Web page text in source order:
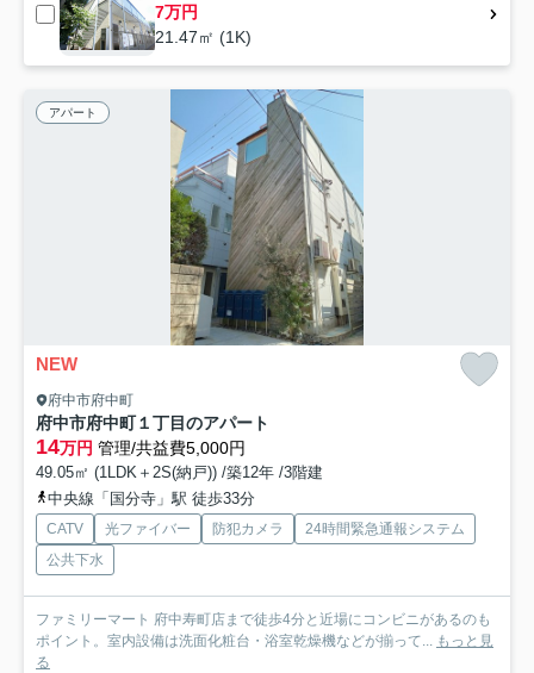
7万円
21.47㎡ (1K)
アパート
NEW
府中市府中町
府中市府中町１丁目のアパート
14万円 管理/共益費5,000円
49.05㎡ (1LDK＋2S(納戸)) /築12年 /3階建
中央線「国分寺」駅 徒歩33分
CATV 光ファイバー 防犯カメラ
24時間緊急通報システム
公共下水
ファミリーマート 府中寿町店まで徒歩4分と近場にコンビニがあるのも
ポイント。室内設備は洗面化粧台・浴室乾燥機などが揃って... もっと見
る